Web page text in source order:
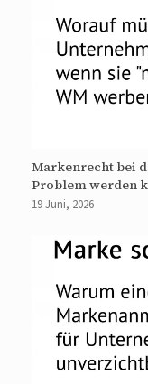
Markenrecht bei
Problem werden
19 Juni, 2026